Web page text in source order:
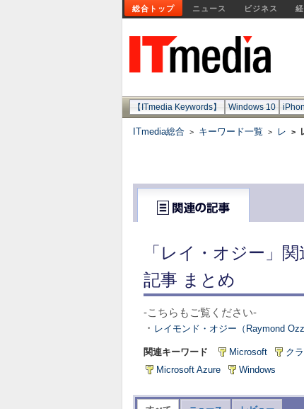
総合トップ ニュース ビジネス
【ITmedia Keywords】 Windows 10
ITmedia総合 > キーワード一覧 > レ >
「レイ・オジー」
記事 まとめ
-こちらもご覧ください-
・ レイモンド・オジー（Raymond
関連キーワード Microsoft ク
Microsoft Azure
Windows